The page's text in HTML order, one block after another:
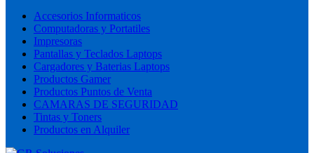
Accesorios Informaticos
Computadoras y Portatiles
Impresoras
Pantallas y Teclados Laptops
Cargadores y Baterias Laptops
Productos Gamer
Productos Puntos de Venta
CAMARAS DE SEGURIDAD
Tintas y Toners
Productos en Alquiler